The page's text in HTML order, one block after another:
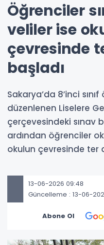
Öğrenciler
veliler ise
çevresinde
başladı
Sakarya’da 8’inci
düzenlenen Liselere
çerçevesindeki sınav
ardından öğrenciler
okulun çevresinde ter
13-06-2026 09:48
Güncelleme : 13-06-
Abone Ol